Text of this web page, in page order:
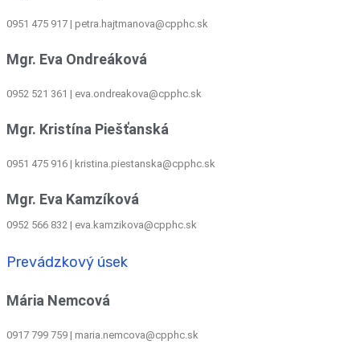
0951 475 917 | petra.hajtmanova@cpphc.sk
Mgr. Eva Ondreáková
0952 521 361 | eva.ondreakova@cpphc.sk
Mgr. Kristína Piešťanská
0951 475 916 | kristina.piestanska@cpphc.sk
Mgr. Eva Kamzíková
0952 566 832 | eva.kamzikova@cpphc.sk
Prevádzkový úsek
Mária Nemcová
0917 799 759 | maria.nemcova@cpphc.sk